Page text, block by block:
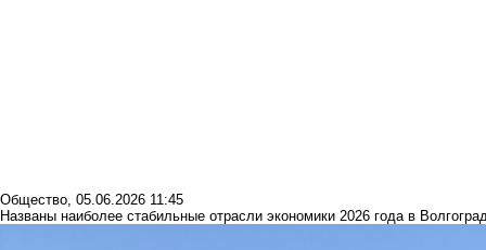
Общество, 05.06.2026 11:45
Названы наиболее стабильные отрасли экономики 2026 года в